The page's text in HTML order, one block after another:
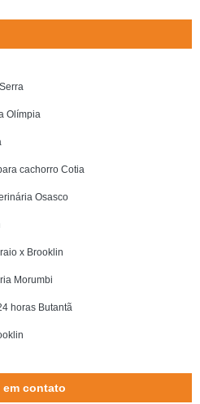
Olímpia
cachorro Cotia
Osasco
x Brooklin
Morumbi
horas Butantã
em contato